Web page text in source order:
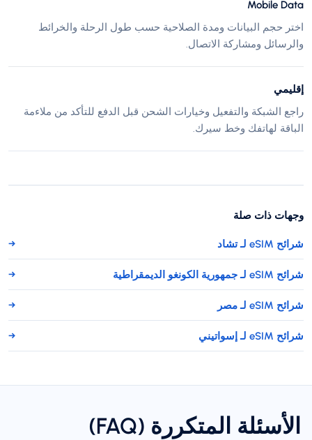
Mobile Data
اختر حجم البيانات ومدة الصلاحية حسب طول الرحلة والخرائط
والرسائل ومشاركة الاتصال.
إقليمي
راجع الشبكة والتفعيل وخيارات الشحن قبل الدفع للتأكد من ملاءمة
الباقة لهاتفك وخط سيرك.
وجهات ذات صلة
شرائح eSIM لـ تشاد →
شرائح eSIM لـ جمهورية الكونغو الديمقراطية →
شرائح eSIM لـ مصر →
شرائح eSIM لـ إسواتيني →
الأسئلة المتكررة (FAQ)